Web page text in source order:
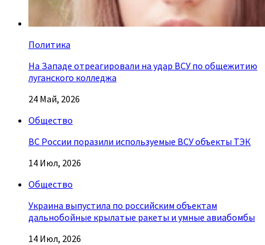
Политика
На Западе отреагировали на удар ВСУ по общежитию
луганского колледжа
24 Май, 2026
Общество
ВС России поразили используемые ВСУ объекты ТЭК
14 Июл, 2026
Общество
Украина выпустила по российским объектам
дальнобойные крылатые ракеты и умные авиабомбы
14 Июл, 2026